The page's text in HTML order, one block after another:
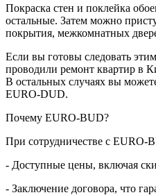
Покраска стен и поклейка
остальные. Затем можно
покрытия, межкомнатных
Если вы готовы следовать
проводили ремонт квартир в
В остальных случаях вы
EURO-DUD.
Почему EURO-BUD?
При сотрудничестве с EURO-
- Доступные цены, включая
- Заключение договора, что